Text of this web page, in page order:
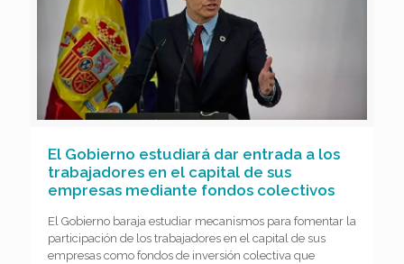
El Gobierno estudiará dar entrada a los
trabajadores en el capital de sus
empresas mediante fondos colectivos
El Gobierno baraja estudiar mecanismos para fomentar la
participación de los trabajadores en el capital de sus
empresas como fondos de inversión colectiva que